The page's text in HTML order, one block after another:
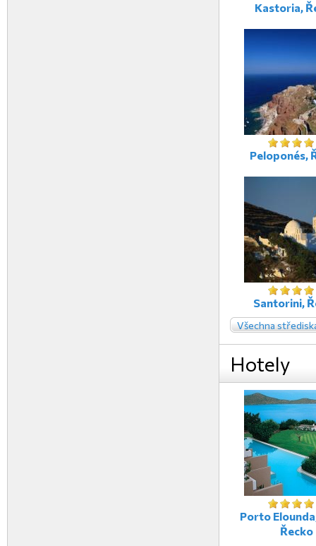
Kastoria,
Peloponés,
Santorini,
Všechna
Hotely
Porto
Řecko